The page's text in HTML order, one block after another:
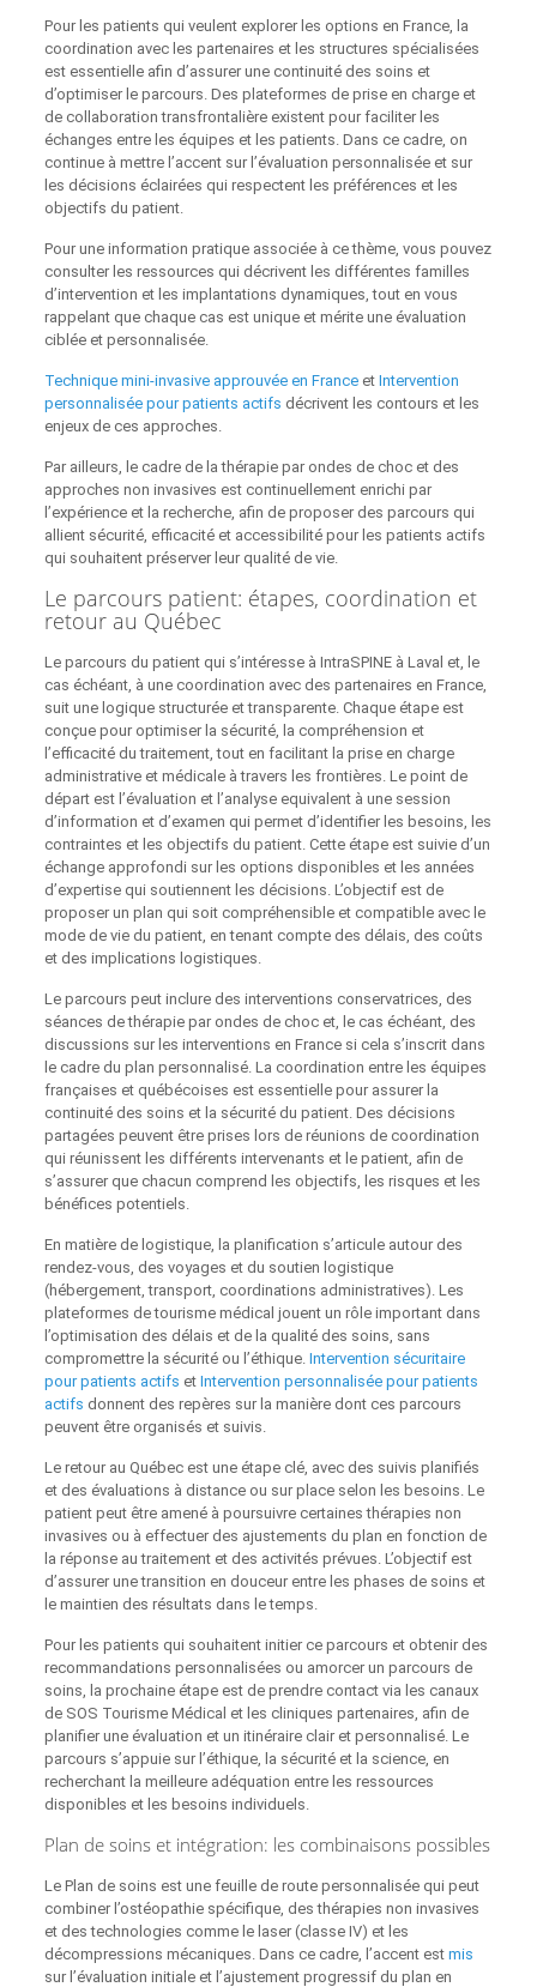
Pour les patients qui veulent explorer les options en France, la
coordination avec les partenaires et les structures spécialisées
est essentielle afin d’assurer une continuité des soins et
d’optimiser le parcours. Des plateformes de prise en charge et
de collaboration transfrontalière existent pour faciliter les
échanges entre les équipes et les patients. Dans ce cadre, on
continue à mettre l’accent sur l’évaluation personnalisée et sur
les décisions éclairées qui respectent les préférences et les
objectifs du patient.
Pour une information pratique associée à ce thème, vous pouvez
consulter les ressources qui décrivent les différentes familles
d’intervention et les implantations dynamiques, tout en vous
rappelant que chaque cas est unique et mérite une évaluation
ciblée et personnalisée.
Technique mini‑invasive approuvée en Franceet Intervention
personnalisée pour patients actifs décrivent les contours et les
enjeux de ces approches.
Par ailleurs, le cadre de la thérapie par ondes de choc et des
approches non invasives est continuellement enrichi par
l’expérience et la recherche, afin de proposer des parcours qui
allient sécurité, efficacité et accessibilité pour les patients actifs
qui souhaitent préserver leur qualité de vie.
Le parcours patient: étapes, coordination et
retour au Québec
Le parcours du patient qui s’intéresse à IntraSPINE à Laval et, le
cas échéant, à une coordination avec des partenaires en France,
suit une logique structurée et transparente. Chaque étape est
conçue pour optimiser la sécurité, la compréhension et
l’efficacité du traitement, tout en facilitant la prise en charge
administrative et médicale à travers les frontières. Le point de
départ est l’évaluation et l’analyse equivalent à une session
d’information et d’examen qui permet d’identifier les besoins, les
contraintes et les objectifs du patient. Cette étape est suivie d’un
échange approfondi sur les options disponibles et les années
d’expertise qui soutiennent les décisions. L’objectif est de
proposer un plan qui soit compréhensible et compatible avec le
mode de vie du patient, en tenant compte des délais, des coûts
et des implications logistiques.
Le parcours peut inclure des interventions conservatrices, des
séances de thérapie par ondes de choc et, le cas échéant, des
discussions sur les interventions en France si cela s’inscrit dans
le cadre du plan personnalisé. La coordination entre les équipes
françaises et québécoises est essentielle pour assurer la
continuité des soins et la sécurité du patient. Des décisions
partagées peuvent être prises lors de réunions de coordination
qui réunissent les différents intervenants et le patient, afin de
s’assurer que chacun comprend les objectifs, les risques et les
bénéfices potentiels.
En matière de logistique, la planification s’articule autour des
rendez-vous, des voyages et du soutien logistique
(hébergement, transport, coordinations administratives). Les
plateformes de tourisme médical jouent un rôle important dans
l’optimisation des délais et de la qualité des soins, sans
compromettre la sécurité ou l’éthique. Intervention sécuritaire
pour patients actifs et Intervention personnalisée pour patients
actifs donnent des repères sur la manière dont ces parcours
peuvent être organisés et suivis.
Le retour au Québec est une étape clé, avec des suivis planifiés
et des évaluations à distance ou sur place selon les besoins. Le
patient peut être amené à poursuivre certaines thérapies non
invasives ou à effectuer des ajustements du plan en fonction de
la réponse au traitement et des activités prévues. L’objectif est
d’assurer une transition en douceur entre les phases de soins et
le maintien des résultats dans le temps.
Pour les patients qui souhaitent initier ce parcours et obtenir des
recommandations personnalisées ou amorcer un parcours de
soins, la prochaine étape est de prendre contact via les canaux
de SOS Tourisme Médical et les cliniques partenaires, afin de
planifier une évaluation et un itinéraire clair et personnalisé. Le
parcours s’appuie sur l’éthique, la sécurité et la science, en
recherchant la meilleure adéquation entre les ressources
disponibles et les besoins individuels.
Plan de soins et intégration: les combinaisons possibles
Le Plan de soins est une feuille de route personnalisée qui peut
combiner l’ostéopathie spécifique, des thérapies non invasives
et des technologies comme le laser (classe IV) et les
décompressions mécaniques. Dans ce cadre, l’accent est mis
sur l’évaluation initiale et l’ajustement progressif du plan en